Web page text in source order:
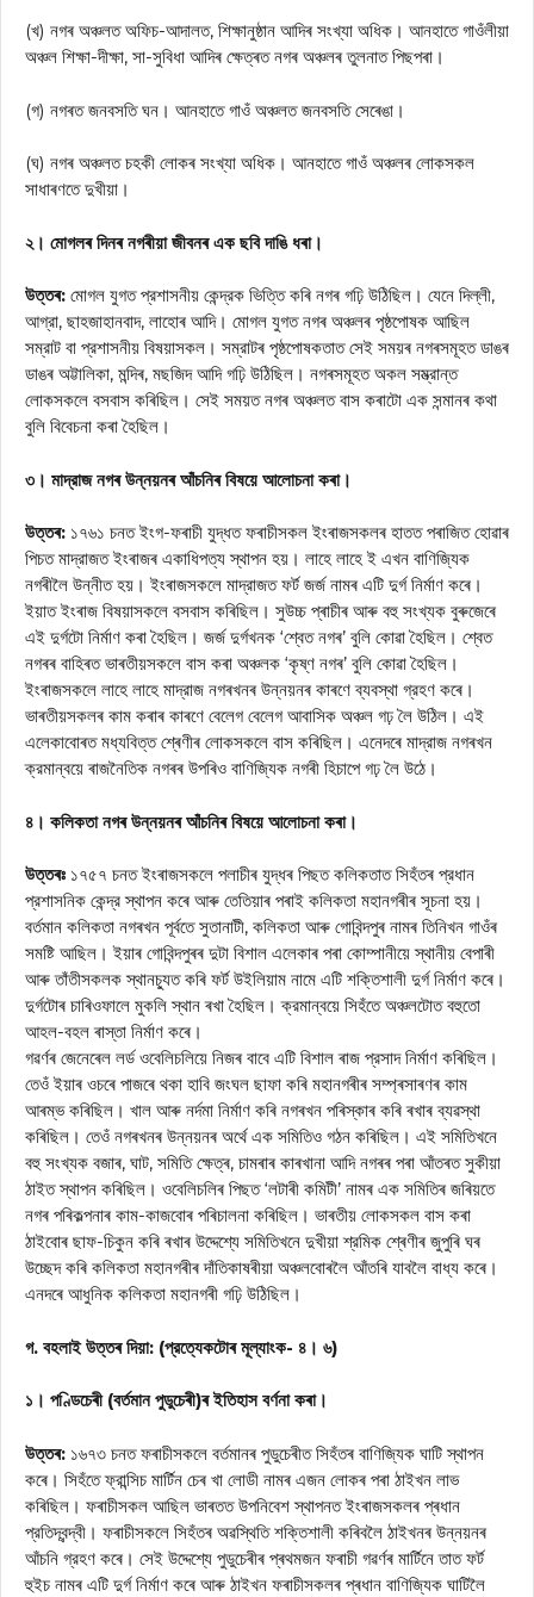
(খ) নগৰ অঞ্চলত অফিচ-আদালত, শিক্ষানুষ্ঠান আদিৰ সংখ্যা অধিক। আনহাতে গাওঁলীয়া
অঞ্চল শিক্ষা-দীক্ষা, সা-সুবিধা আদিৰ ক্ষেত্ৰত নগৰ অঞ্চলৰ তুলনাত পিছপৰা।
(গ) নগৰত জনবসতি ঘন। আনহাতে গাওঁ অঞ্চলত জনবসতি সেৰেঙা।
(ঘ) নগৰ অঞ্চলত চহকী লোকৰ সংখ্যা অধিক। আনহাতে গাওঁ অঞ্চলৰ লোকসকল
সাধাৰণতে দুখীয়া।
২। মোগলৰ দিনৰ নগৰীয়া জীবনৰ এক ছবি দাঙি ধৰা।
উত্তৰ: মোগল যুগত প্রশাসনীয় কেন্দ্রক ভিত্তি কৰি নগৰ গঢ়ি উঠিছিল। যেনে দিল্লী,
আগ্রা, ছাহজাহানবাদ, লাহোৰ আদি। মোগল যুগত নগৰ অঞ্চলৰ পৃষ্ঠপোষক আছিল
সম্রাট বা প্রশাসনীয় বিষয়াসকল। সম্রাটৰ পৃষ্ঠপোষকতাত সেই সময়ৰ নগৰসমূহত ডাঙৰ
ডাঙৰ অট্টালিকা, মন্দিৰ, মছজিদ আদি গঢ়ি উঠিছিল। নগৰসমূহত অকল সম্ভ্রান্ত
লোকসকলে বসবাস কৰিছিল। সেই সময়ত নগৰ অঞ্চলত বাস কৰাটো এক সন্মানৰ কথা
বুলি বিবেচনা কৰা হৈছিল।
৩। মাদ্রাজ নগৰ উন্নয়নৰ আঁচনিৰ বিষয়ে আলোচনা কৰা।
উত্তৰ: ১৭৬১ চনত ইংগ-ফৰাচী যুদ্ধত ফৰাচীসকল ইংৰাজসকলৰ হাতত পৰাজিত হোৱাৰ
পিচত মাদ্রাজত ইংৰাজৰ একাধিপত্য স্থাপন হয়। লাহে লাহে ই এখন বাণিজ্যিক
নগৰীলৈ উন্নীত হয়। ইংৰাজসকলে মাদ্রাজত ফর্ট জর্জ নামৰ এটি দুর্গ নির্মাণ কৰে।
ইয়াত ইংৰাজ বিষয়াসকলে বসবাস কৰিছিল। সুউচ্চ প্ৰাচীৰ আৰু বহু সংখ্যক বুৰুজেৰে
এই দুর্গটো নিৰ্মাণ কৰা হৈছিল। জর্জ দুর্গখনক ‘শ্বেত নগৰ’ বুলি কোৱা হৈছিল। শ্বেত
নগৰৰ বাহিৰত ভাৰতীয়সকলে বাস কৰা অঞ্চলক ‘কৃষ্ণ নগৰ’ বুলি কোৱা হৈছিল।
ইংৰাজসকলে লাহে লাহে মাদ্রাজ নগৰখনৰ উন্নয়নৰ কাৰণে ব্যবস্থা গ্রহণ কৰে।
ভাৰতীয়সকলৰ কাম কৰাৰ কাৰণে বেলেগ বেলেগ আবাসিক অঞ্চল গঢ় লৈ উঠিল। এই
এলেকাবোৰত মধ্যবিত্ত শ্ৰেণীৰ লোকসকলে বাস কৰিছিল। এনেদৰে মাদ্রাজ নগৰখন
ক্রমান্বয়ে ৰাজনৈতিক নগৰৰ উপৰিও বাণিজ্যিক নগৰী হিচাপে গঢ় লৈ উঠে।
৪। কলিকতা নগৰ উন্নয়নৰ আঁচনিৰ বিষয়ে আলোচনা কৰা।
উত্তৰঃ ১৭৫৭ চনত ইংৰাজসকলে পলাচীৰ যুদ্ধৰ পিছত কলিকতাত সিহঁতৰ প্রধান
প্রশাসনিক কেন্দ্র স্থাপন কৰে আৰু তেতিয়াৰ পৰাই কলিকতা মহানগৰীৰ সূচনা হয়।
বর্তমান কলিকতা নগৰখন পূৰ্বতে সুতানাটী, কলিকতা আৰু গোবিন্দপুৰ নামৰ তিনিখন গাওঁৰ
সমষ্টি আছিল। ইয়াৰ গোবিন্দপুৰৰ দুটা বিশাল এলেকাৰ পৰা কোম্পানীয়ে স্থানীয় বেপাৰী
আৰু তাঁতীসকলক স্থানচ্যুত কৰি ফৰ্ট উইলিয়াম নামে এটি শক্তিশালী দুর্গ নির্মাণ কৰে।
দুৰ্গটোৰ চাৰিওফালে মুকলি স্থান ৰখা হৈছিল। ক্রমান্বয়ে সিহঁতে অঞ্চলটোত বহুতো
আহল-বহল ৰাস্তা নির্মাণ কৰে।
গৱৰ্ণৰ জেনেৰেল লর্ড ওবেলিচলিয়ে নিজৰ বাবে এটি বিশাল ৰাজ প্রসাদ নির্মাণ কৰিছিল।
তেওঁ ইয়াৰ ওচৰে পাজৰে থকা হাবি জংঘল ছাফা কৰি মহানগৰীৰ সম্প্ৰসাৰণৰ কাম
আৰম্ভ কৰিছিল। খাল আৰু নর্দমা নিৰ্মাণ কৰি নগৰখন পৰিস্কাৰ কৰি ৰখাৰ ব্যৱস্থা
কৰিছিল। তেওঁ নগৰখনৰ উন্নয়নৰ অর্থে এক সমিতিও গঠন কৰিছিল। এই সমিতিখনে
বহু সংখ্যক বজাৰ, ঘাট, সমিতি ক্ষেত্ৰ, চামৰাৰ কাৰখানা আদি নগৰৰ পৰা আঁতৰত সুকীয়া
ঠাইত স্থাপন কৰিছিল। ওবেলিচলিৰ পিছত ‘লটাৰী কমিটী’ নামৰ এক সমিতিৰ জৰিয়তে
নগৰ পৰিকল্পনাৰ কাম-কাজবোৰ পৰিচালনা কৰিছিল। ভাৰতীয় লোকসকল বাস কৰা
ঠাইবোৰ ছাফ-চিকুন কৰি ৰখাৰ উদ্দেশ্যে সমিতিখনে দুখীয়া শ্রমিক শ্ৰেণীৰ জুপুৰি ঘৰ
উচ্ছেদ কৰি কলিকতা মহানগৰীৰ দাঁতিকাষৰীয়া অঞ্চলবোৰলৈ আঁতৰি যাবলৈ বাধ্য কৰে।
এনদৰে আধুনিক কলিকতা মহানগৰী গঢ়ি উঠিছিল।
গ. বহলাই উত্তৰ দিয়া: (প্রত্যেকটোৰ মূল্যাংক- ৪। ৬)
১। পণ্ডিচেৰী (বর্তমান পুডুচেৰী)ৰ ইতিহাস বর্ণনা কৰা।
উত্তৰ: ১৬৭৩ চনত ফৰাচীসকলে বর্তমানৰ পুডুচেৰীত সিহঁতৰ বাণিজ্যিক ঘাটি স্থাপন
কৰে। সিহঁতে ফ্রান্সিচ মার্টিন চেৰ খা লোডী নামৰ এজন লোকৰ পৰা ঠাইখন লাভ
কৰিছিল। ফৰাচীসকল আছিল ভাৰতত উপনিবেশ স্থাপনত ইংৰাজসকলৰ প্ৰধান
প্রতিদ্বন্দ্বী। ফৰাচীসকলে সিহঁতৰ অৱস্থিতি শক্তিশালী কৰিবলৈ ঠাইখনৰ উন্নয়নৰ
আঁচনি গ্রহণ কৰে। সেই উদ্দেশ্যে পুডুচেৰীৰ প্ৰথমজন ফৰাচী গৱৰ্ণৰ মার্টিনে তাত ফর্ট
হুইচ নামৰ এটি দুর্গ নির্মাণ কৰে আৰু ঠাইখন ফৰাচীসকলৰ প্ৰধান বাণিজ্যিক ঘাটিলৈ